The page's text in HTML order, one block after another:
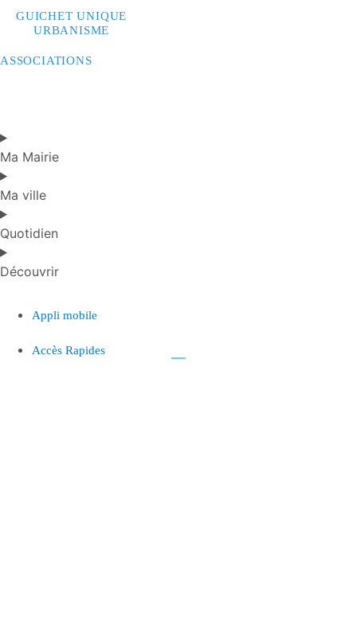
GUICHET UNIQUE
URBANISME
ASSOCIATIONS
Ma Mairie
Ma ville
Quotidien
Découvrir
Appli mobile
Accès Rapides